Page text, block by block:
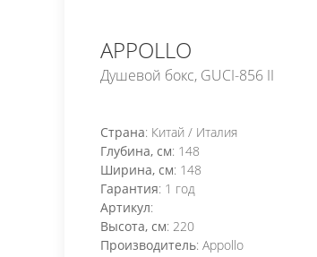
APPOLLO
Душевой бокс, GUCI-856 II
Страна: Китай / Италия
Глубина, см: 148
Ширина, см: 148
Гарантия: 1 год
Артикул:
Высота, см: 220
Производитель: Appollo